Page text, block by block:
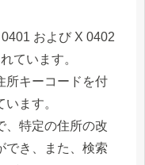
および X 0402
ています。
所キーコードを付
ます。
、特定の住所の改
でき、また、検索